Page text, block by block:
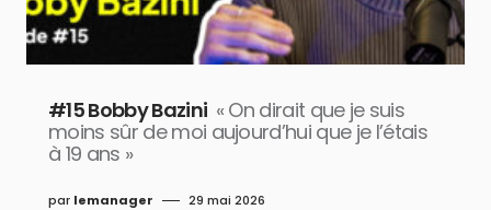
#15 Bobby Bazini « On dirait que je suis
moins sûr de moi aujourd’hui que je l’étais
à 19 ans »
par lemanager 29 mai 2026